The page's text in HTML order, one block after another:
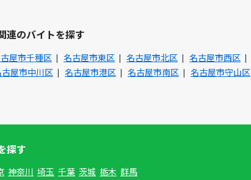
連のバイトを探す
屋市千種区 名古屋市東区 名古屋市北区 名古屋市西区
屋市中川区 名古屋市港区 名古屋市南区 名古屋市守山区
探す
神奈川 埼玉 千葉 茨城 栃木 群馬